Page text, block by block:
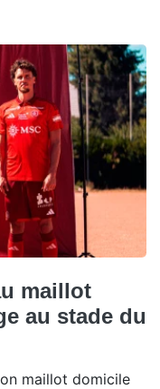
maillot
au stade du
maillot domicile